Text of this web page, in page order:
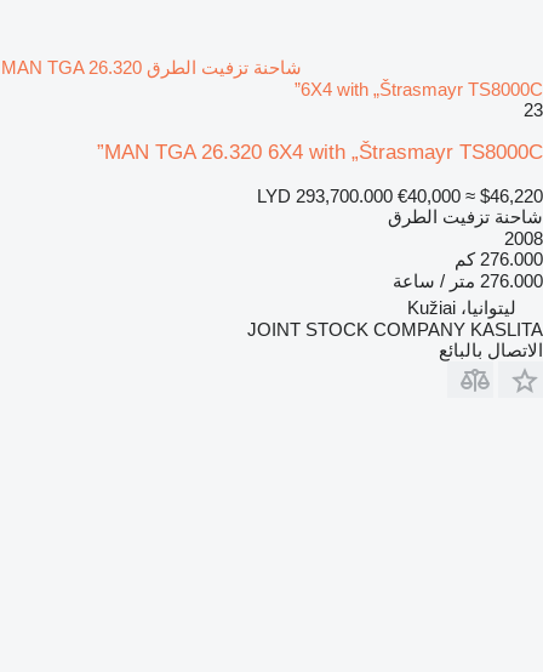
شاحنة تزفيت الطرق MAN TGA 26.320
6X4 with „Štrasmayr TS8000C”
23
MAN TGA 26.320 6X4 with „Štrasmayr TS8000C”
LYD 293,700.000 €40,000 ≈ $46,220
شاحنة تزفيت الطرق
2008
276.000 كم
276.000 متر / ساعة
ليتوانيا، Kužiai
JOINT STOCK COMPANY KASLITA
الاتصال بالبائع